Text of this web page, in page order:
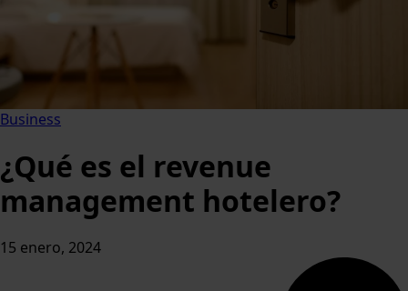
Business
¿Qué es el revenue
management hotelero?
15 enero, 2024